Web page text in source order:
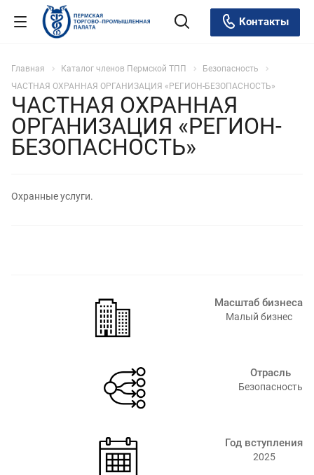
Контакты
Главная Каталог членов Пермской ТПП
Безопасность
ЧАСТНАЯ ОХРАННАЯ ОРГАНИЗАЦИЯ «РЕГИОН-БЕЗОПАСНОСТЬ»
ЧАСТНАЯ ОХРАННАЯ
ОРГАНИЗАЦИЯ «РЕГИОН-
БЕЗОПАСНОСТЬ»
Охранные услуги.
Масштаб бизнеса
Малый бизнес
Отрасль
Безопасность
Год вступления
2025